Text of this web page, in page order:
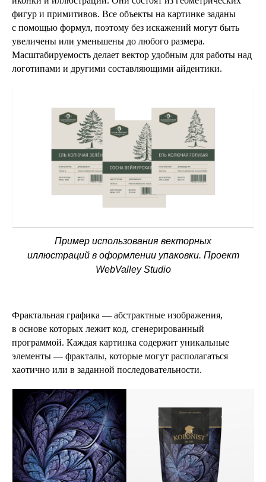
фигур и примитивов. Все объекты на картинке заданы
с помощью формул, поэтому без искажений могут быть
увеличены или уменьшены до любого размера.
Масштабируемость делает вектор удобным для работы над
логотипами и другими составляющими айдентики.
Пример использования векторных
иллюстраций в оформлении упаковки. Проект
WebValley Studio
Фрактальная графика — абстрактные изображения,
в основе которых лежит код, сгенерированный
программой. Каждая картинка содержит уникальные
элементы — фракталы, которые могут располагаться
хаотично или в заданной последовательности.